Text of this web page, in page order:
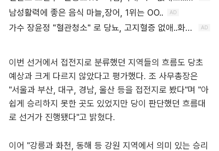
이번 선거에서 접전지로 분류했던 지역들의 흐름도 당초
예상과 크게 다르지 않았다고 평가했다. 조 사무총장은
"서울과 부산, 대구, 경남, 울산 등을 접전지로 봤다"며 "아
쉽게 승리하지 못한 곳도 있었지만 당이 판단했던 흐름대
로 선거가 진행됐다"고 밝혔다.
이어 "강릉과 화천, 동해 등 강원 지역에서 의미 있는 승리